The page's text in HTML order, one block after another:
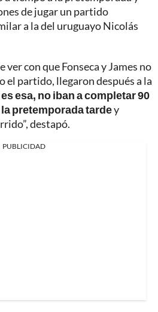
de jugar un partido
a la del uruguayo Nicolás
ver con que Fonseca y James no
el partido, llegaron después a la
esa, no iban a completar 90
pretemporada tardey
destapó.
PUBLICIDAD